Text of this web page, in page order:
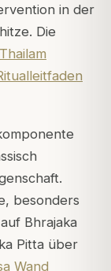
in der
Die
besonders
Bhrajaka
Pitta über
Wand